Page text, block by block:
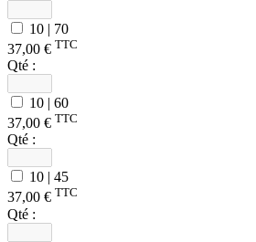
10 | 70
37,00 € TTC
Qté :
10 | 60
37,00 € TTC
Qté :
10 | 45
37,00 € TTC
Qté :